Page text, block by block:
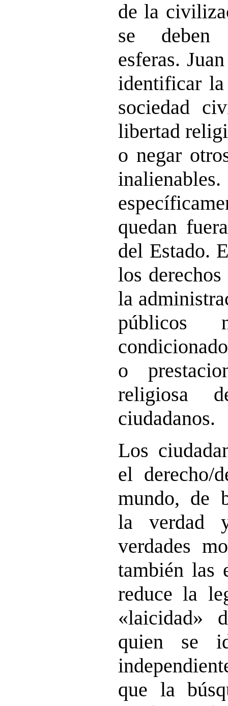
de la
se deben
esferas.
identificar
sociedad
libertad
o negar
quedan
del Estado.
los
la
públicos
o
religiosa
ciudadanos.
Los
el derecho/
mundo, de
la verdad
verdades
también las
reduce la
«laicidad»
quien se
que la